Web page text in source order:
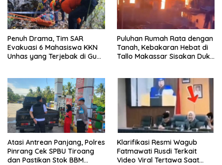
Penuh Drama, Tim SAR
Evakuasi 6 Mahasiswa KKN
Unhas yang Terjebak di Gua
Puluhan Rumah Rata dengan
Tanah, Kebakaran Hebat di
Tallo Makassar Sisakan Duka
Atasi Antrean Panjang, Polres
Pinrang Cek SPBU Tiroang
dan Pastikan Stok BBM
Klarifikasi Resmi Wagub
Fatmawati Rusdi Terkait
Video Viral Tertawa Saat